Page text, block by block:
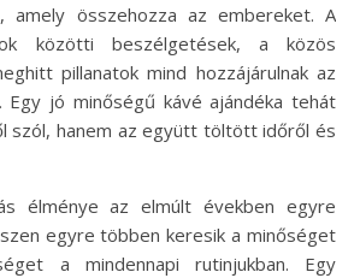
amely összehozza az embereket. A
közötti beszélgetések, a közös
pillanatok mind hozzájárulnak az
Egy jó minőségű kávé ajándéka tehát
szól, hanem az együtt töltött időről és
élménye az elmúlt években egyre
egyre többen keresik a minőséget
a mindennapi rutinjukban. Egy